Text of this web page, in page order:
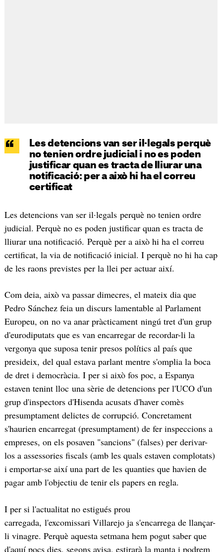
Les detencions van ser il·legals perquè
no tenien ordre judicial i no es poden
justificar quan es tracta de lliurar una
notificació: per a això hi ha el correu
certificat
Les detencions van ser il·legals perquè no tenien ordre
judicial. Perquè no es poden justificar quan es tracta de
lliurar una notificació. Perquè per a això hi ha el correu
certificat, la via de notificació inicial. I perquè no hi ha cap
de les raons previstes per la llei per actuar així.
Com deia, això va passar dimecres, el mateix dia que
Pedro Sánchez feia un discurs lamentable al Parlament
Europeu, on no va anar pràcticament ningú tret d'un grup
d'eurodiputats que es van encarregar de recordar-li la
vergonya que suposa tenir presos polítics al país que
presideix, del qual estava parlant mentre s'omplia la boca
de dret i democràcia. I per si això fos poc, a Espanya
estaven tenint lloc una sèrie de detencions per l'UCO d'un
grup d'inspectors d'Hisenda acusats d'haver comès
presumptament delictes de corrupció. Concretament
s'haurien encarregat (presumptament) de fer inspeccions a
empreses, on els posaven "sancions" (falses) per derivar-
los a assessories fiscals (amb les quals estaven complotats)
i emportar-se així una part de les quanties que havien de
pagar amb l'objectiu de tenir els papers en regla.
I per si l'actualitat no estigués prou
carregada, l'excomissari Villarejo ja s'encarrega de llançar-
li vinagre. Perquè aquesta setmana hem pogut saber que
d'aquí pocs dies, segons avisa, estirarà la manta i podrem